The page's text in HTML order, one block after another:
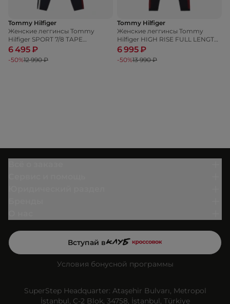
Tommy Hilfiger
Женские леггинсы Tommy
Hilfiger SPORT 7/8 TAPE
LEGGINGS
6 495 ₽
-50%12 990 ₽
Tommy Hilfiger
Женские леггинсы Tommy
Hilfiger HIGH RISE FULL LENGTH
LEGGINGS
6 995 ₽
-50%13 990 ₽
Вступай в
Условия бонусной программы
SuperStep Headquarter: Ataşehir Bulvarı, Metropol
İstanbul, C-2 Blok, 34758, İstanbul, Türkiye